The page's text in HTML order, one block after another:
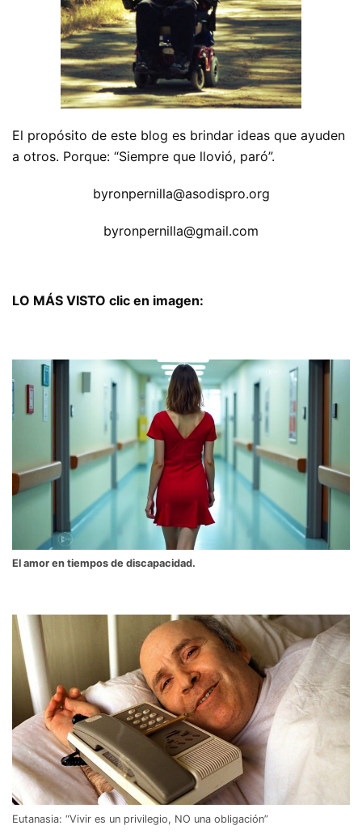
El propósito de este blog es brindar ideas que ayuden
a otros. Porque: “Siempre que llovió, paró”.
byronpernilla@asodispro.org
byronpernilla@gmail.com
LO MÁS VISTO clic en imagen:
El amor en tiempos de discapacidad.
Eutanasia: “Vivir es un privilegio, NO una obligación”